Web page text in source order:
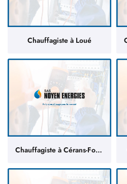
Chauffagiste à Loué
Chauffagiste à Cérans-Foulletourte